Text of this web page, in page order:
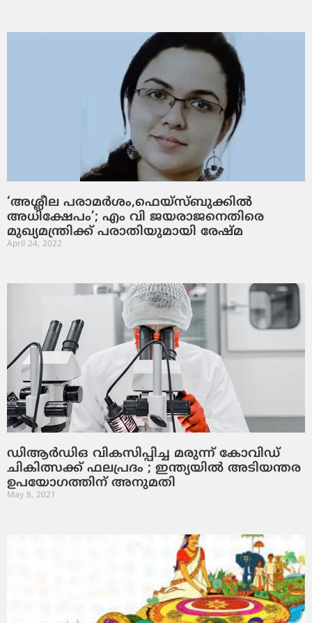
‘അശ്ലീല പരാമര്‍ശം,ഫെയ്സ്ബുക്കില്‍
അധിക്ഷേപം’; എം വി ജയരാജനെതിരെ
മുഖ്യമന്ത്രിക്ക് പരാതിയുമായി രേഷ്മ
April 24, 2022
ഡിആര്‍ഡിഒ വികസിപ്പിച്ച മരുന്ന് കോവിഡ്
ചികിത്സക്ക് ഫലപ്രദം ; ഇന്ത്യയില്‍ അടിയന്തര
ഉപയോഗത്തിന് അനുമതി
May 8, 2021